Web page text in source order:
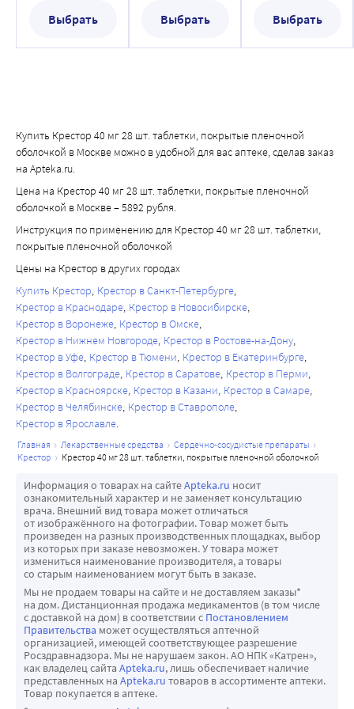
Выбрать
Выбрать
оболочкой
Выбрать
Купить Крестор 40 мг 28 шт. таблетки, покрытые пленочной
оболочкой в Москве можно в удобной для вас аптеке, сделав заказ
на Apteka.ru.
Цена на Крестор 40 мг 28 шт. таблетки, покрытые пленочной
оболочкой в Москве – 5892 рубля.
Инструкция по применению для Крестор 40 мг 28 шт. таблетки,
покрытые пленочной оболочкой
Цены на Крестор в других городах
Купить Крестор Крестор в Санкт-Петербурге
Крестор в Краснодаре Крестор в Новосибирске
Крестор в Воронеже Крестор в Омске
Крестор в Нижнем Новгороде Крестор в Ростове-на-Дону
Крестор в Уфе Крестор в Тюмени Крестор в Екатеринбурге
Крестор в Волгограде Крестор в Саратове Крестор в Перми
Крестор в Красноярске Крестор в Казани Крестор в Самаре
Крестор в Челябинске Крестор в Ставрополе
Крестор в Ярославле
главная лекарственные средства
сердечно-сосудистые препараты
крестор
крестор 40 мг 28 шт. таблетки, покрытые пленочной оболочкой
Информация о товарах на сайтеApteka.ru носит
ознакомительный характер и не заменяет консультацию
врача. Внешний вид товара может отличаться
от изображённого на фотографии. Товар может быть
произведен на разных производственных площадках, выбор
из которых при заказе невозможен. У товара может
измениться наименование производителя, а товары
со старым наименованием могут быть в заказе.
Мы не продаем товары на сайте и не доставляем заказы*
на дом. Дистанционная продажа медикаментов (в том числе
с доставкой на дом) в соответствии с Постановлением
Правительства может осуществляться аптечной
организацией, имеющей соответствующее разрешение
Росздравнадзора. Мы не нарушаем закон. АО НПК «Катрен»,
как владелец сайта Apteka.ru, лишь обеспечивает наличие
представленных на Apteka.ru товаров в ассортименте аптеки.
Товар покупается в аптеке.